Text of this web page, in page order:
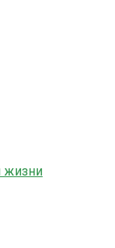
жизни